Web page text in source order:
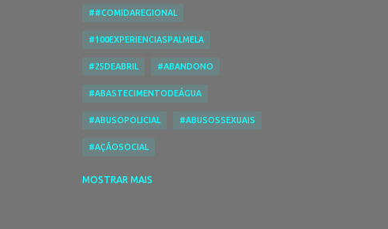
##COMIDAREGIONAL
#100EXPERIENCIASPALMELA
#25DEABRIL #ABANDONO
#ABASTECIMENTODEÁGUA
#ABUSOPOLICIAL #ABUSOSSEXUAIS
#AÇÃOSOCIAL
MOSTRAR MAIS